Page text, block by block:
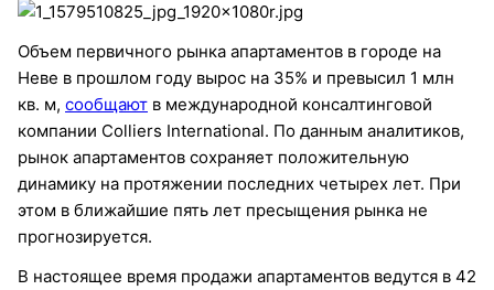
Объем первичного рынка апартаментов в городе на
Неве в прошлом году вырос на 35% и превысил 1 млн
кв. м, сообщают в международной консалтинговой
компании Colliers International. По данным аналитиков,
рынок апартаментов сохраняет положительную
динамику на протяжении последних четырех лет. При
этом в ближайшие пять лет пресыщения рынка не
прогнозируется.
В настоящее время продажи апартаментов ведутся в 42